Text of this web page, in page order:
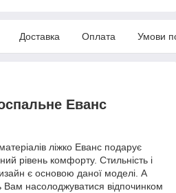
Доставка Оплата Умови
Еванс
ліжко Еванс подарує
рівень комфорту. Стильність і
є основою даної моделі. А
Вам насолоджуватися відпочинком